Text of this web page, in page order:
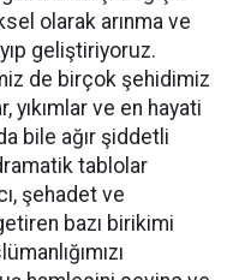
olarak arınma ve
geliştiriyoruz.
de birçok şehidimiz
yıkımlar ve en hayati
bile ağır şiddetli
tablolar
şehadet ve
bazı birikimi